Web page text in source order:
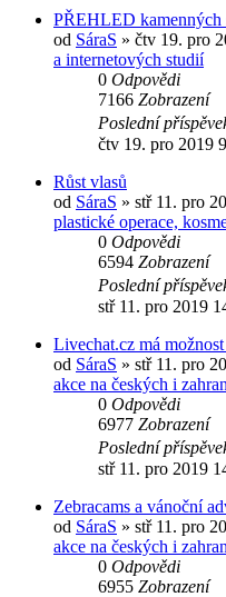
PŘEHLED kamenných
od SáraS » čtv 19. pro
a internetových studií
0 Odpovědi
7166 Zobrazení
Poslední
čtv 19. pro 2019
Růst vlasů
od SáraS » stř 11. pro
plastické operace,
0 Odpovědi
6594 Zobrazení
Poslední
stř 11. pro 2019
Livechat.cz má
od SáraS » stř 11. pro
akce na českých i
0 Odpovědi
6977 Zobrazení
Poslední
stř 11. pro 2019
Zebracams a vánoční
od SáraS » stř 11. pro
akce na českých i
0 Odpovědi
6955 Zobrazení